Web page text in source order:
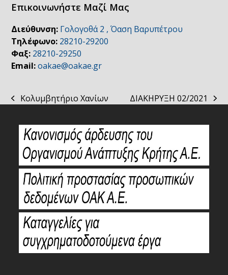
Επικοινωνήστε Μαζί Μας
Διεύθυνση: Γολογοθά 2 , Όαση Βαρυπέτρου
Τηλέφωνο: 28210-29200
Φαξ: 28210-29250
Email: oakae@oakae.gr
previous
Κολυμβητήριο Χανίων
next
ΔΙΑΚΗΡΥΞΗ 02/2021